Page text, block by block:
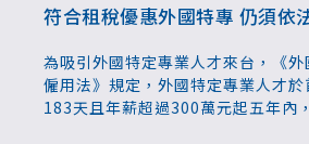
符合租稅優惠外國特專 仍須依
為吸引外國特定專業人才來台，《
僱用法》規定，外國特定專業人才
183天且年薪超過300萬元起五年內